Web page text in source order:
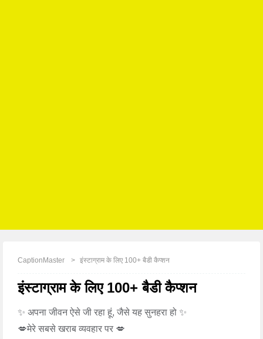
CaptionMaster इंस्टाग्राम के लिए 100+ बैडी कैप्शन
इंस्टाग्राम के लिए 100+ बैडी कैप्शन
✨ अपना जीवन ऐसे जी रहा हूं, जैसे यह सुनहरा हो ✨
💋मेरे सबसे खराब व्यवहार पर 💋